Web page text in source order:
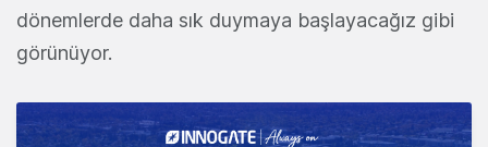
dönemlerde daha sık duymaya başlayacağız gibi
görünüyor.